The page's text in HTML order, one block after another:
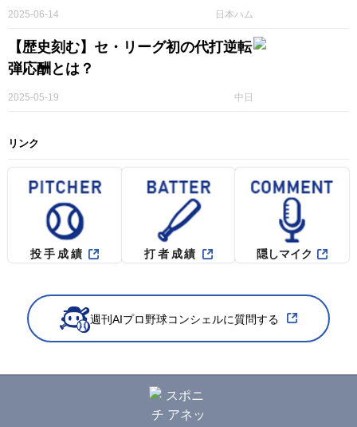
日本ハム
2025-06-14
【歴史刻む】セ・リーグ初の代打逆転
弾応酬とは？
中日
2025-05-19
リンク
投手成績 打者成績 隠しマイク
週刊AIプロ野球コンシェルに質問する